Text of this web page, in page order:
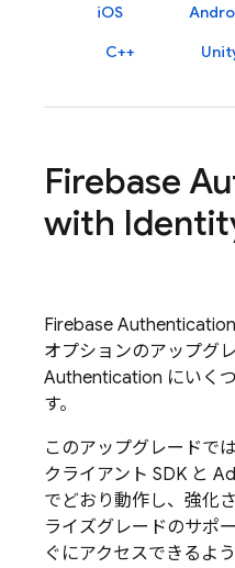
iOS
C++
Firebase
with
Firebase Authentication
オプションのアップグレ
Authentication にいく
す。
このアップグレードで
クライアント SDK と
でどおり動作し、強化
ライズグレードのサポ
ぐにアクセスできるよ